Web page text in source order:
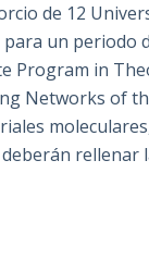
de 12
un periodo
Program in
Networks of
rellenar